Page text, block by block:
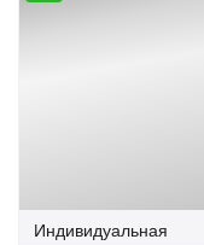
Индивидуальная